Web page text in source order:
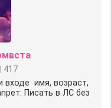
417
входе ️ имя, возраст,
Писать в ЛС без